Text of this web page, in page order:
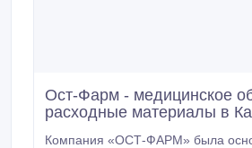
Ост-Фарм - медицинское
расходные материалы в
Компания «ОСТ-ФАРМ» была